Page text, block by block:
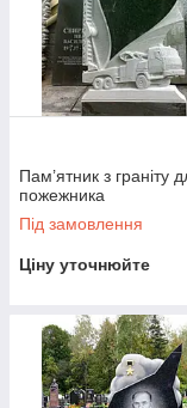
Пам’ятник з граніту
пожежника
Під замовлення
Ціну уточнюйте